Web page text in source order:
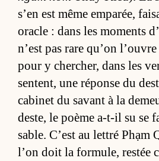
s’en est même em­pa­rée,
oracle : dans les mo­ments
n’est pas rare qu’on
pour y cher­cher, dans les
sen­tent, une ré­ponse du
ca­bi­net du sa­vant à la
des­te, le poème a-t-il su se
sable. C’est au let­tré Phạm
l’on doit la for­mu­le, res­tée